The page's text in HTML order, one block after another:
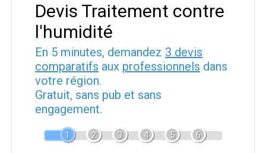
Devis Traitement contre
l'humidité
En 5 minutes, demandez 3 devis
comparatifs aux professionnels dans
votre région.
Gratuit, sans pub et sans
engagement.
1 2 3 4 5 6